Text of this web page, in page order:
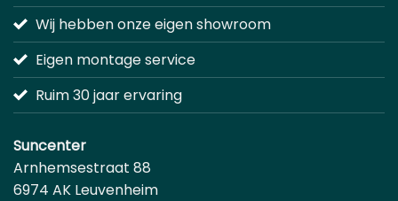
Wij hebben onze eigen showroom
Eigen montage service
Ruim 30 jaar ervaring
Suncenter
Arnhemsestraat 88
6974 AK Leuvenheim